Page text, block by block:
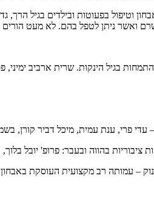
וטיפול בפעוטות ובילדים בגיל הרך,
ואשר ניתן לטפל בהם. לא מעט
בגיל הינקות. שרית ארביב ימיני,
פרי, ענת עמית, מיכל דביר קורן,
ציבוריות בהווה ובעבר: פרופ' יובל
– עמותה רב מקצועית העוסקת